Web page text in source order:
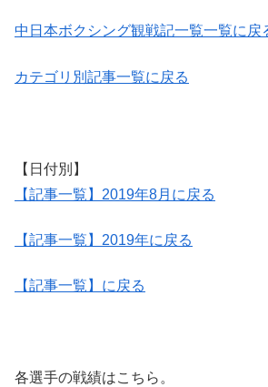
中日本ボクシング観戦記一覧一覧に戻
カテゴリ別記事一覧に戻る
【日付別】
【記事一覧】2019年8月に戻る
【記事一覧】2019年に戻る
【記事一覧】に戻る
各選手の戦績はこちら。